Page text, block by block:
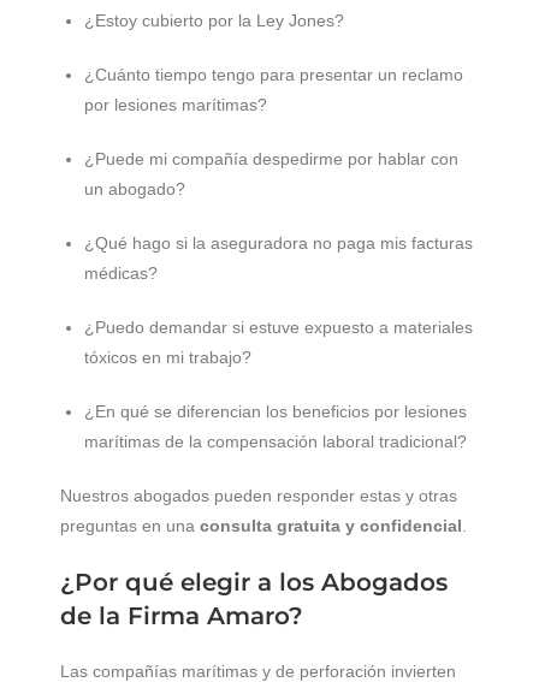
¿Estoy cubierto por la Ley Jones?
¿Cuánto tiempo tengo para presentar un reclamo
por lesiones marítimas?
¿Puede mi compañía despedirme por hablar con
un abogado?
¿Qué hago si la aseguradora no paga mis facturas
médicas?
¿Puedo demandar si estuve expuesto a materiales
tóxicos en mi trabajo?
¿En qué se diferencian los beneficios por lesiones
marítimas de la compensación laboral tradicional?
Nuestros abogados pueden responder estas y otras
preguntas en una consulta gratuita y confidencial
¿Por qué elegir a los Abogados
de la Firma Amaro?
Las compañías marítimas y de perforación invierten